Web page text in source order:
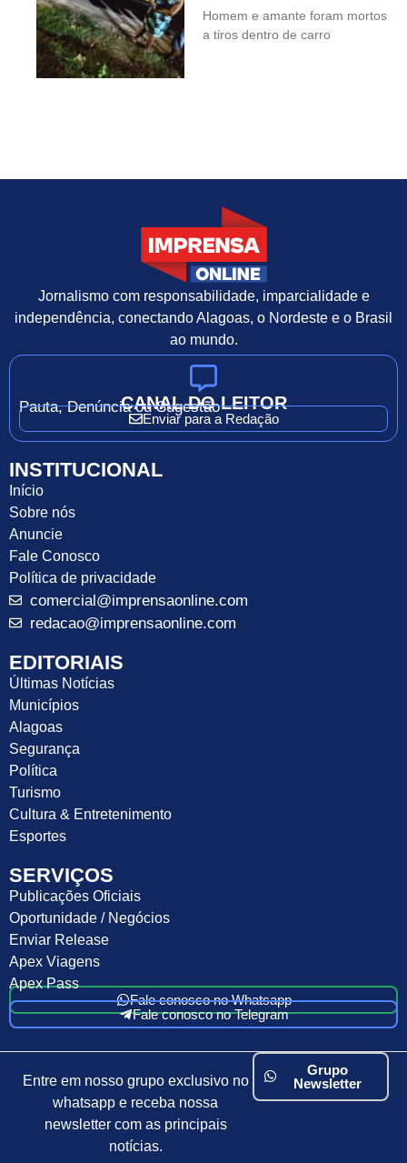
Homem e amante foram mortos
a tiros dentro de carro
Jornalismo com responsabilidade, imparcialidade e
independência, conectando Alagoas, o Nordeste e o Brasil
ao mundo.
CANAL DO LEITOR
Pauta, Denúncia ou Sugestão
Enviar para a Redação
INSTITUCIONAL
Início
Sobre nós
Anuncie
Fale Conosco
Política de privacidade
comercial@imprensaonline.com
redacao@imprensaonline.com
EDITORIAIS
Últimas Notícias
Municípios
Alagoas
Segurança
Política
Turismo
Cultura & Entretenimento
Esportes
SERVIÇOS
Publicações Oficiais
Oportunidade / Negócios
Enviar Release
Apex Viagens
Apex Pass
Fale conosco no Whatsapp
Fale conosco no Telegram
Entre em nosso grupo exclusivo no
whatsapp e receba nossa
newsletter com as principais
notícias.
Grupo
Newsletter